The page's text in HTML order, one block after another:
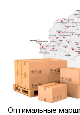
Оптимальные